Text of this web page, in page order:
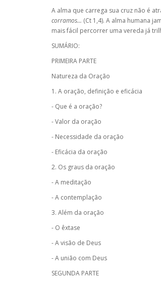
A alma que carrega sua cruz não é
corramos... (Ct 1,4). A alma humana
mais fácil percorrer uma vereda já
SUMÁRIO:
PRIMEIRA PARTE
Natureza da Oração
1. A oração, definição e eficácia
- Que é a oração?
- Valor da oração
- Necessidade da oração
- Eficácia da oração
2. Os graus da oração
- A meditação
- A contemplação
3. Além da oração
- O êxtase
- A visão de Deus
- A união com Deus
SEGUNDA PARTE